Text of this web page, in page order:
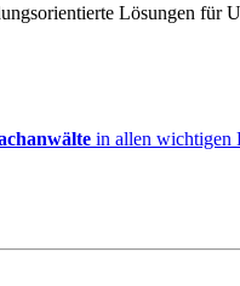
Lösungen für
in allen wichtigen